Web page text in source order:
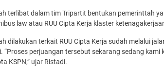
terlibat dalam tim Tripartit bentukan pemerinttah
law atau RUU Cipta Kerja klaster
dilakukan terkait RUU Cipta Kerja sudah melalui
perjuangan tersebut sekarang sedang kami
KSPN,” ujar Ristadi.